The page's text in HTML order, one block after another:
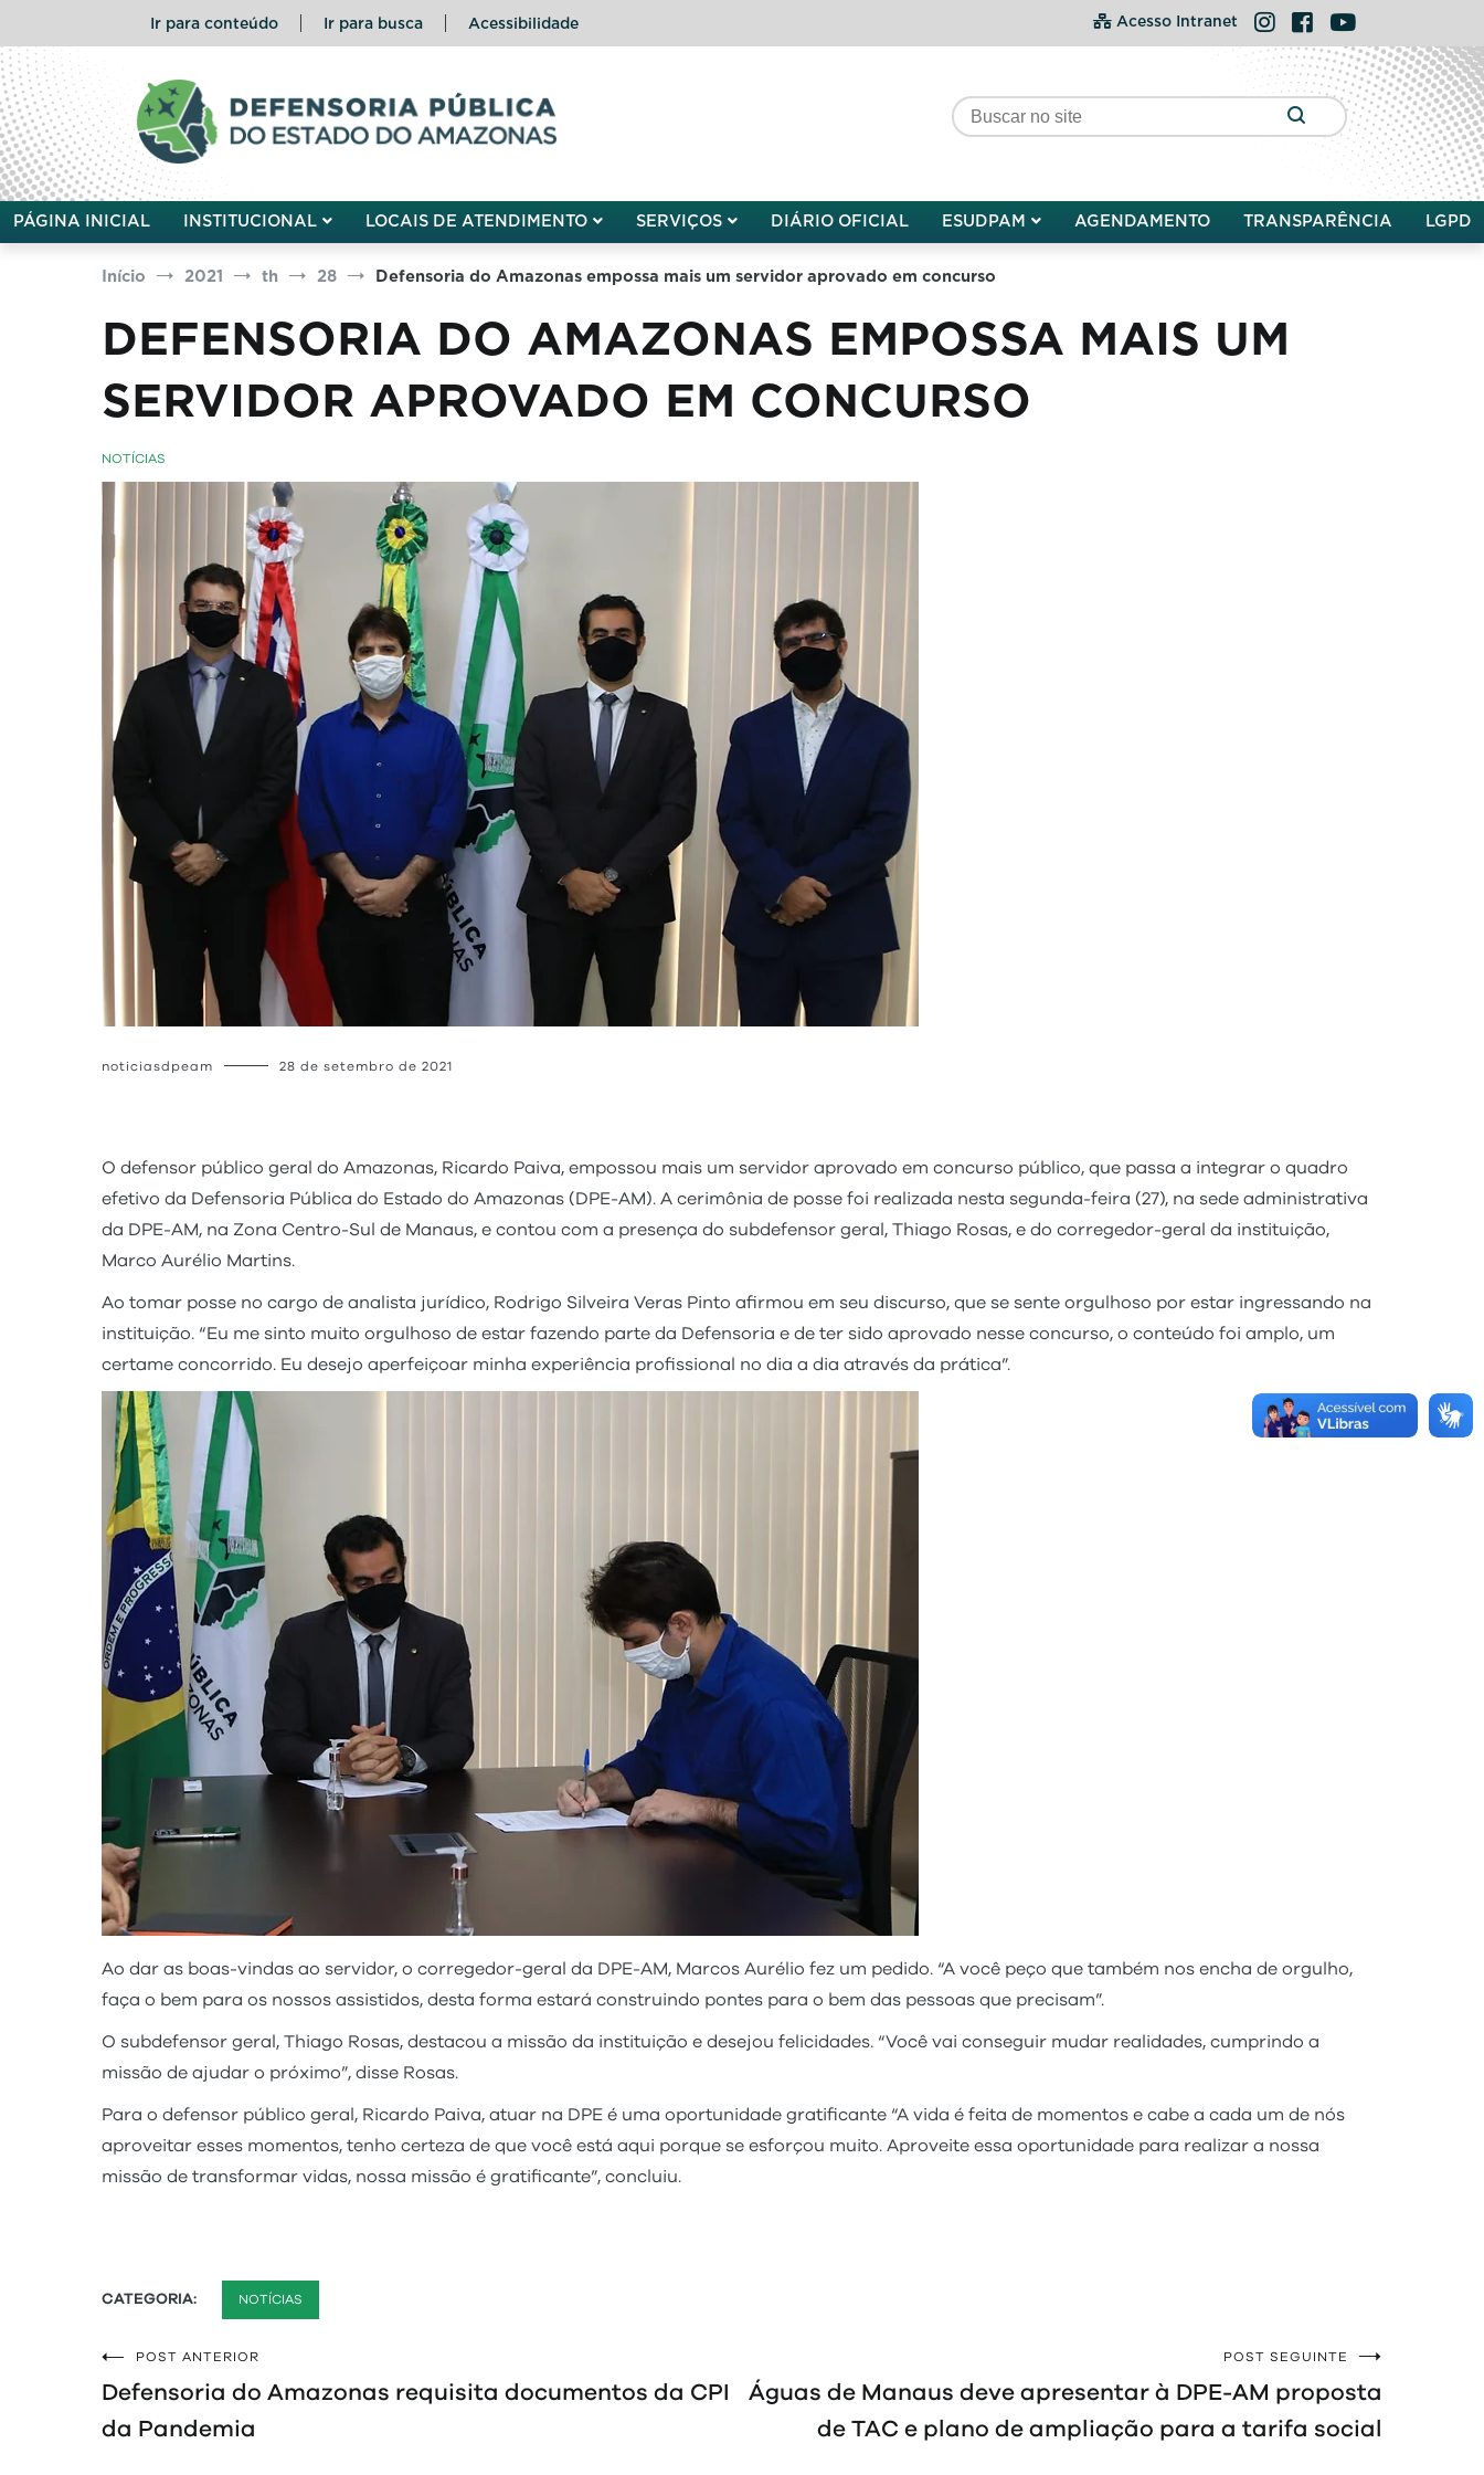
o
conteúdo
Ir para conteúdo Ir para busca Acessibilidade Acesso Intranet Instagram
FacebookYouTube
Defensoria Pública do Estado do Amazonas
PÁGINA INICIAL INSTITUCIONAL LOCAIS DE ATENDIMENTO SERVIÇOS DIÁRIO OFICIAL ESUDPAM AGENDAMENTO TRANSPARÊNCIA LGPD
Início 2021 th 28 Defensoria do Amazonas empossa mais um servidor aprovado em concurso
DEFENSORIA DO AMAZONAS EMPOSSA MAIS UM
SERVIDOR APROVADO EM CONCURSO
NOTÍCIAS
noticiasdpeam 28 de setembro de 2021
O defensor público geral do Amazonas, Ricardo Paiva, empossou mais um servidor aprovado em concurso público, que passa a integrar o quadro
efetivo da Defensoria Pública do Estado do Amazonas (DPE-AM). A cerimônia de posse foi realizada nesta segunda-feira (27), na sede administrativa
da DPE-AM, na Zona Centro-Sul de Manaus, e contou com a presença do subdefensor geral, Thiago Rosas, e do corregedor-geral da instituição,
Marco Aurélio Martins.
Ao tomar posse no cargo de analista jurídico, Rodrigo Silveira Veras Pinto afirmou em seu discurso, que se sente orgulhoso por estar ingressando na
instituição. “Eu me sinto muito orgulhoso de estar fazendo parte da Defensoria e de ter sido aprovado nesse concurso, o conteúdo foi amplo, um
certame concorrido. Eu desejo aperfeiçoar minha experiência profissional no dia a dia através da prática”.
Ao dar as boas-vindas ao servidor, o corregedor-geral da DPE-AM, Marcos Aurélio fez um pedido. “A você peço que também nos encha de orgulho,
faça o bem para os nossos assistidos, desta forma estará construindo pontes para o bem das pessoas que precisam”.
O subdefensor geral, Thiago Rosas, destacou a missão da instituição e desejou felicidades. “Você vai conseguir mudar realidades, cumprindo a
missão de ajudar o próximo”, disse Rosas.
Para o defensor público geral, Ricardo Paiva, atuar na DPE é uma oportunidade gratificante “A vida é feita de momentos e cabe a cada um de nós
aproveitar esses momentos, tenho certeza de que você está aqui porque se esforçou muito. Aproveite essa oportunidade para realizar a nossa
missão de transformar vidas, nossa missão é gratificante”, concluiu.
CATEGORIA: NOTÍCIAS
Navegação
de
POST ANTERIOR
Defensoria do Amazonas requisita documentos da CPI
da Pandemia
POST SEGUINTE
Águas de Manaus deve apresentar à DPE-AM proposta
de TAC e plano de ampliação para a tarifa social